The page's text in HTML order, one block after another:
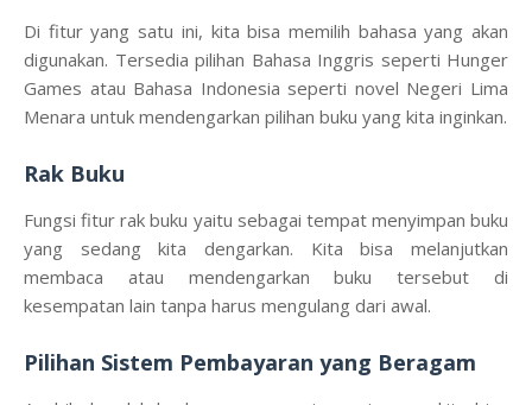
Di fitur yang satu ini, kita bisa memilih bahasa yang akan
digunakan. Tersedia pilihan Bahasa Inggris seperti Hunger
Games atau Bahasa Indonesia seperti novel Negeri Lima
Menara untuk mendengarkan pilihan buku yang kita inginkan.
Rak Buku
Fungsi fitur rak buku yaitu sebagai tempat menyimpan buku
yang sedang kita dengarkan. Kita bisa melanjutkan
membaca atau mendengarkan buku tersebut di
kesempatan lain tanpa harus mengulang dari awal.
Pilihan Sistem Pembayaran yang Beragam